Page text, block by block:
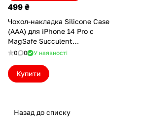
499 ₴
Чохол-накладка Silicone Case
(AAA) для iPhone 14 Pro с
MagSafe Succulent
(ASC14PSCCLN(M))
0 0 У наявності
Купити
Назад до списку